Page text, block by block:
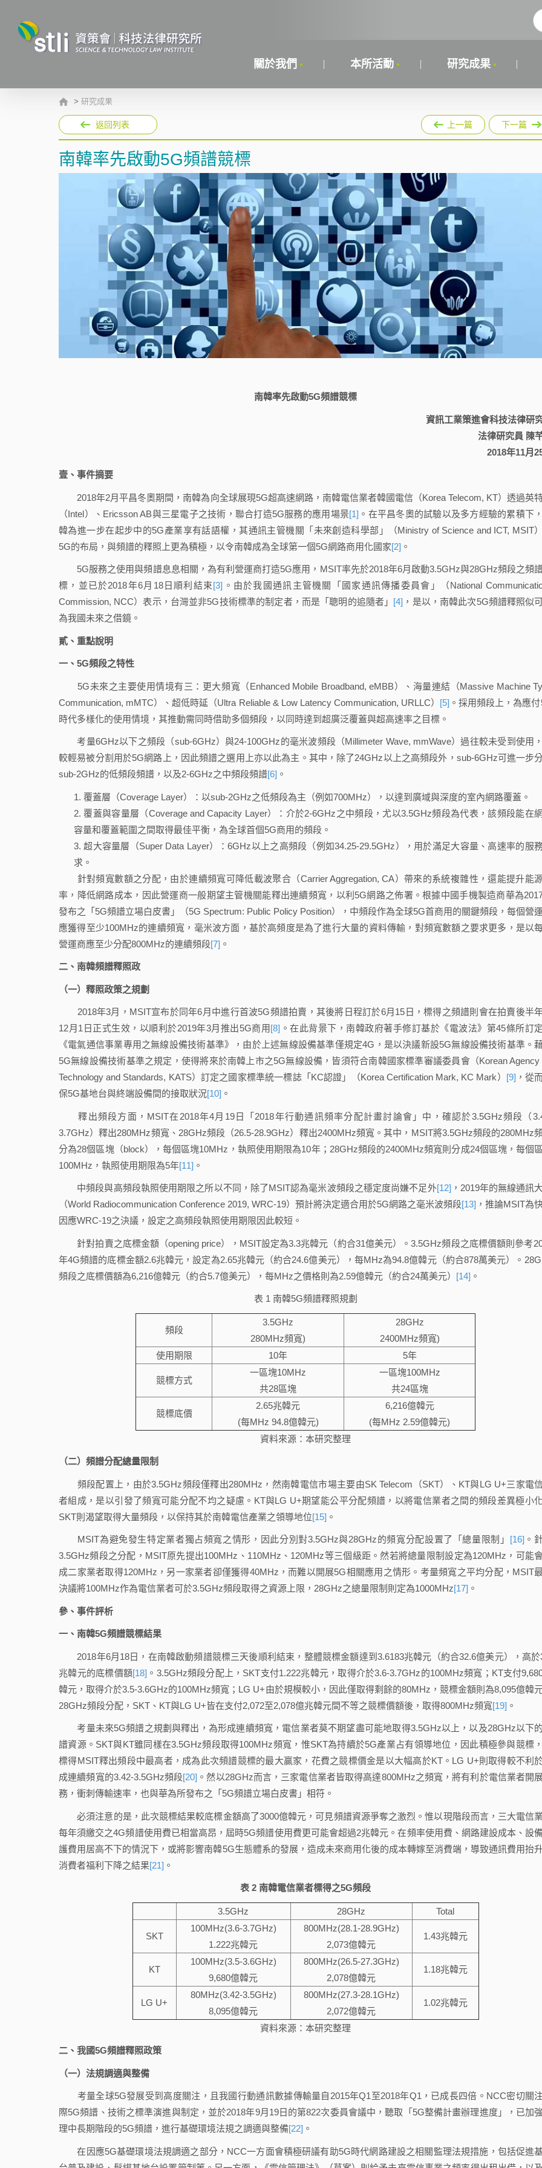
關於我們 本所活動 研究成果
> 研究成果
返回列表 上一篇 下一篇
南韓率先啟動5G頻譜競標
南韓率先啟動5G頻譜競標
資訊工業策進會科技法律研
法律研究員 陳
2018年11月
壹、事件摘要
2018年2月平昌冬奧期間，南韓為向全球展現5G超高速網路，南韓電信業者韓國電信（Korea Telecom, KT）透過英
（Intel）、Ericsson AB與三星電子之技術，聯合打造5G服務的應用場景[1] 。在平昌冬奧的試驗以及多方經驗的累積下
韓為進一步在起步中的5G產業享有話語權，其通訊主管機關「未來創造科學部」（Ministry of Science and ICT, MSIT
5G的布局，與頻譜的釋照上更為積極，以令南韓成為全球第一個5G網路商用化國家[2] 。
5G服務之使用與頻譜息息相關，為有利營運商打造5G應用，MSIT率先於2018年6月啟動3.5GHz與28GHz頻段之頻
標，並已於2018年6月18日順利結束[3] 。由於我國通訊主管機關「國家通訊傳播委員會」（National
Commission, NCC）表示，台灣並非5G技術標準的制定者，而是「聰明的追隨者」 [4] ，是以，南韓此次5G頻譜釋照似
為我國未來之借鏡。
貳、重點說明
一、5G頻段之特性
5G未來之主要使用情境有三：更大頻寬（Enhanced Mobile Broadband, eMBB）、海量連結（Massive Machine
Communication, mMTC）、超低時延（Ultra Reliable & Low Latency Communication, URLLC） [5] 。採用頻段上，為應
時代多樣化的使用情境，其推動需同時借助多個頻段，以同時達到超廣泛覆蓋與超高速率之目標。
考量6GHz以下之頻段（sub-6GHz）與24-100GHz的毫米波頻段（Millimeter Wave, mmWave）過往較未受到使用
較輕易被分割用於5G網路上，因此頻譜之選用上亦以此為主。其中，除了24GHz以上之高頻段外，sub-6GHz可進一步
sub-2GHz的低頻段頻譜，以及2-6GHz之中頻段頻譜[6] 。
覆蓋層（Coverage Layer）：以sub-2GHz之低頻段為主（例如700MHz），以達到廣域與深度的室內網路覆蓋。
覆蓋與容量層（Coverage and Capacity Layer）：介於2-6GHz之中頻段，尤以3.5GHz頻段為代表，該頻段能在
容量和覆蓋範圍之間取得最佳平衡，為全球首個5G商用的頻段。
超大容量層（Super Data Layer）：6GHz以上之高頻段（例如34.25-29.5GHz），用於滿足大容量、高速率的服
求。
針對頻寬數額之分配，由於連續頻寬可降低載波聚合（Carrier Aggregation, CA）帶來的系統複雜性，還能提升能
率，降低網路成本，因此營運商一般期望主管機關能釋出連續頻寬，以利5G網路之佈署。根據中國手機製造商華為
發布之「5G頻譜立場白皮書」（5G Spectrum: Public Policy Position），中頻段作為全球5G首商用的關鍵頻段，每個營
應獲得至少100MHz的連續頻寬，毫米波方面，基於高頻度是為了進行大量的資料傳輸，對頻寬數額之要求更多，是以
營運商應至少分配800MHz的連續頻段[7] 。
二、南韓頻譜釋照政
（一）釋照政策之規劃
2018年3月，MSIT宣布於同年6月中進行首波5G頻譜拍賣，其後將日程訂於6月15日，標得之頻譜則會在拍賣後半
12月1日正式生效，以順利於2019年3月推出5G商用[8] 。在此背景下，南韓政府著手修訂基於《電波法》第45條所訂
《電氣通信事業專用之無線設備技術基準》，由於上述無線設備基準僅規定4G，是以決議新設5G無線設備技術基準。
5G無線設備技術基準之規定，使得將來於南韓上市之5G無線設備，皆須符合南韓國家標準審議委員會（Korean Agency
Technology and Standards, KATS）訂定之國家標準統一標誌「KC認證」（Korea Certification Mark, KC Mark） [9] ，從
保5G基地台與終端設備間的接取狀況[10] 。
釋出頻段方面，MSIT在2018年4月19日「2018年行動通訊頻率分配計畫討論會」中，確認於3.5GHz頻段（
3.7GHz）釋出280MHz頻寬、28GHz頻段（26.5-28.9GHz）釋出2400MHz頻寬。其中，MSIT將3.5GHz頻段的280MHz
分為28個區塊（block），每個區塊10MHz，執照使用期限為10年；28GHz頻段的2400MHz頻寬則分成24個區塊，每個
100MHz，執照使用期限為5年[11] 。
中頻段與高頻段執照使用期限之所以不同，除了MSIT認為毫米波頻段之穩定度尚嫌不足外[12] ，2019年的無線通訊
（World Radiocommunication Conference 2019, WRC-19）預計將決定適合用於5G網路之毫米波頻段[13] ，推論MSIT為
因應WRC-19之決議，設定之高頻段執照使用期限因此較短。
針對拍賣之底標金額（opening price），MSIT設定為3.3兆韓元（約合31億美元）。3.5GHz頻段之底標價額則參考
年4G頻譜的底標金額2.6兆韓元，設定為2.65兆韓元（約合24.6億美元），每MHz為94.8億韓元（約合878萬美元）。
頻段之底標價額為6,216億韓元（約合5.7億美元），每MHz之價格則為2.59億韓元（約合24萬美元） [14] 。
表 1 南韓5G頻譜釋照規劃
頻段
3.5GHz
280MHz頻寬)
28GHz
2400MHz頻寬)
使用期限
10年 5年
競標方式
一區塊10MHz
共28區塊
一區塊100MHz
共24區塊
競標底價
2.65兆韓元
(每MHz 94.8億韓元)
6,216億韓元
(每MHz 2.59億韓元)
資料來源：本研究整理
（二）頻譜分配總量限制
頻段配置上，由於3.5GHz頻段僅釋出280MHz，然南韓電信市場主要由SK Telecom（SKT）、KT與LG U+三家電
者組成，是以引發了頻寬可能分配不均之疑慮。KT與LG U+期望能公平分配頻譜，以將電信業者之間的頻段差異極小化
SKT則渴望取得大量頻段，以保持其於南韓電信產業之領導地位[15] 。
MSIT為避免發生特定業者獨占頻寬之情形，因此分別對3.5GHz與28GHz的頻寬分配設置了「總量限制」 [16] 。
3.5GHz頻段之分配，MSIT原先提出100MHz、110MHz、120MHz等三個級距。然若將總量限制設定為120MHz，可能
成二家業者取得120MHz，另一家業者卻僅獲得40MHz，而難以開展5G相關應用之情形。考量頻寬之平均分配，MSIT
決議將100MHz作為電信業者可於3.5GHz頻段取得之資源上限，28GHz之總量限制則定為1000MHz[17] 。
參、事件評析
一、南韓5G頻譜競標結果
2018年6月18日，在南韓啟動頻譜競標三天後順利結束，整體競標金額達到3.6183兆韓元（約合32.6億美元），高於
兆韓元的底標價額[18] 。3.5GHz頻段分配上，SKT支付1.222兆韓元，取得介於3.6-3.7GHz的100MHz頻寬；KT支付
韓元，取得介於3.5-3.6GHz的100MHz頻寬；LG U+由於規模較小，因此僅取得剩餘的80MHz，競標金額則為8,095億韓元
28GHz頻段分配，SKT、KT與LG U+皆在支付2,072至2,078億兆韓元間不等之競標價額後，取得800MHz頻寬[19] 。
考量未來5G頻譜之規劃與釋出，為形成連續頻寬，電信業者莫不期望盡可能地取得3.5GHz以上，以及28GHz以下
譜資源。SKT與KT雖同樣在3.5GHz頻段取得100MHz頻寬，惟SKT為持續於5G產業占有領導地位，因此積極參與競標
標得MSIT釋出頻段中最高者，成為此次頻譜競標的最大贏家，花費之競標價金是以大幅高於KT。LG U+則取得較不利
成連續頻寬的3.42-3.5GHz頻段[20] 。然以28GHz而言，三家電信業者皆取得高達800MHz之頻寬，將有利於電信業者開
務，衝刺傳輸速率，也與華為所發布之「5G頻譜立場白皮書」相符。
必須注意的是，此次競標結果較底標金額高了3000億韓元，可見頻譜資源爭奪之激烈。惟以現階段而言，三大電信
每年須繳交之4G頻譜使用費已相當高昂，屆時5G頻譜使用費更可能會超過2兆韓元。在頻率使用費、網路建設成本、設
護費用居高不下的情況下，或將影響南韓5G生態體系的發展，造成未來商用化後的成本轉嫁至消費端，導致通訊費用抬升
消費者福利下降之結果[21] 。
表 2 南韓電信業者標得之5G頻段
3.5GHz 28GHz Total
SKT
100MHz(3.6-3.7GHz)
1.222兆韓元
800MHz(28.1-28.9GHz)
2,073億韓元
1.43兆韓元
KT
100MHz(3.5-3.6GHz)
9,680億韓元
800MHz(26.5-27.3GHz)
2,078億韓元
1.18兆韓元
LG U+
80MHz(3.42-3.5GHz)
8,095億韓元
800MHz(27.3-28.1GHz)
2,072億韓元
1.02兆韓元
資料來源：本研究整理
二、我國5G頻譜釋照政策
（一）法規調適與整備
考量全球5G發展受到高度關注，且我國行動通訊數據傳輸量自2015年Q1至2018年Q1，已成長四倍。NCC密切關
際5G頻譜、技術之標準演進與制定，並於2018年9月19日的第822次委員會議中，聽取「5G整備計畫辦理進度」，已加
理中長期階段的5G頻譜，進行基礎環境法規之調適與整備[22] 。
在因應5G基礎環境法規調適之部分，NCC一方面會積極研議有助5G時代網路建設之相關監理法規措施，包括促進